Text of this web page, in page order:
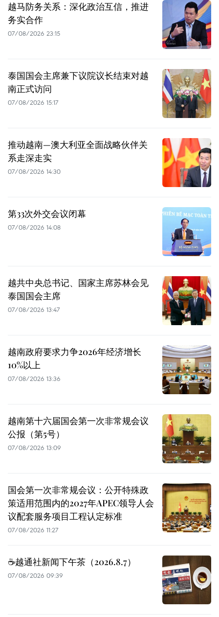
越马防务关系：深化政治互信，推进
务实合作
07/08/2026 23:15
泰国国会主席兼下议院议长结束对越
南正式访问
07/08/2026 15:17
推动越南—澳大利亚全面战略伙伴关
系走深走实
07/08/2026 14:30
第33次外交会议闭幕
07/08/2026 14:08
越共中央总书记、国家主席苏林会见
泰国国会主席
07/08/2026 13:47
越南政府要求力争2026年经济增长
10%以上
07/08/2026 13:36
越南第十六届国会第一次非常规会议
公报（第5号）
07/08/2026 13:09
国会第一次非常规会议：公开特殊政
策适用范围内的2027年APEC领导人会
议配套服务项目工程认定标准
07/08/2026 11:27
☕️越通社新闻下午茶（2026.8.7）
07/08/2026 09:39